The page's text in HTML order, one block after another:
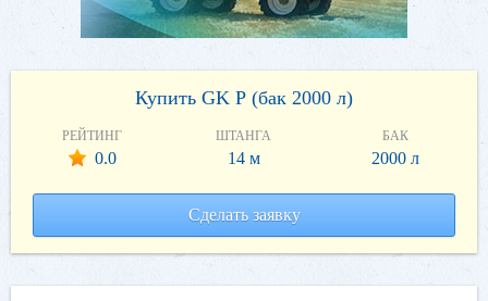
Купить GK Р (бак 2000 л)
РЕЙТИНГ
0.0
ШТАНГА
14 м
БАК
2000 л
Сделать заявку